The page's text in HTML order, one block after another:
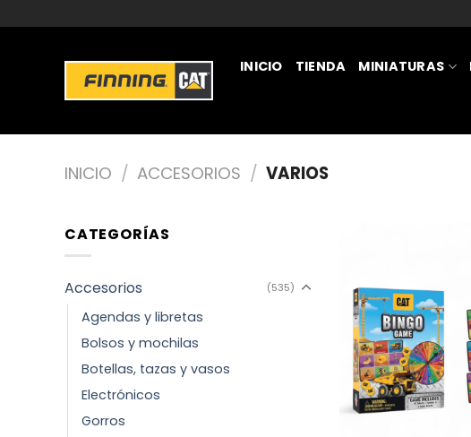
INICIO TIENDA MINIATURAS
INICIO / ACCESORIOS / VARIOS
CATEGORÍAS
Accesorios (535)
Agendas y libretas
Bolsos y mochilas
Botellas, tazas y vasos
Electrónicos
Gorros